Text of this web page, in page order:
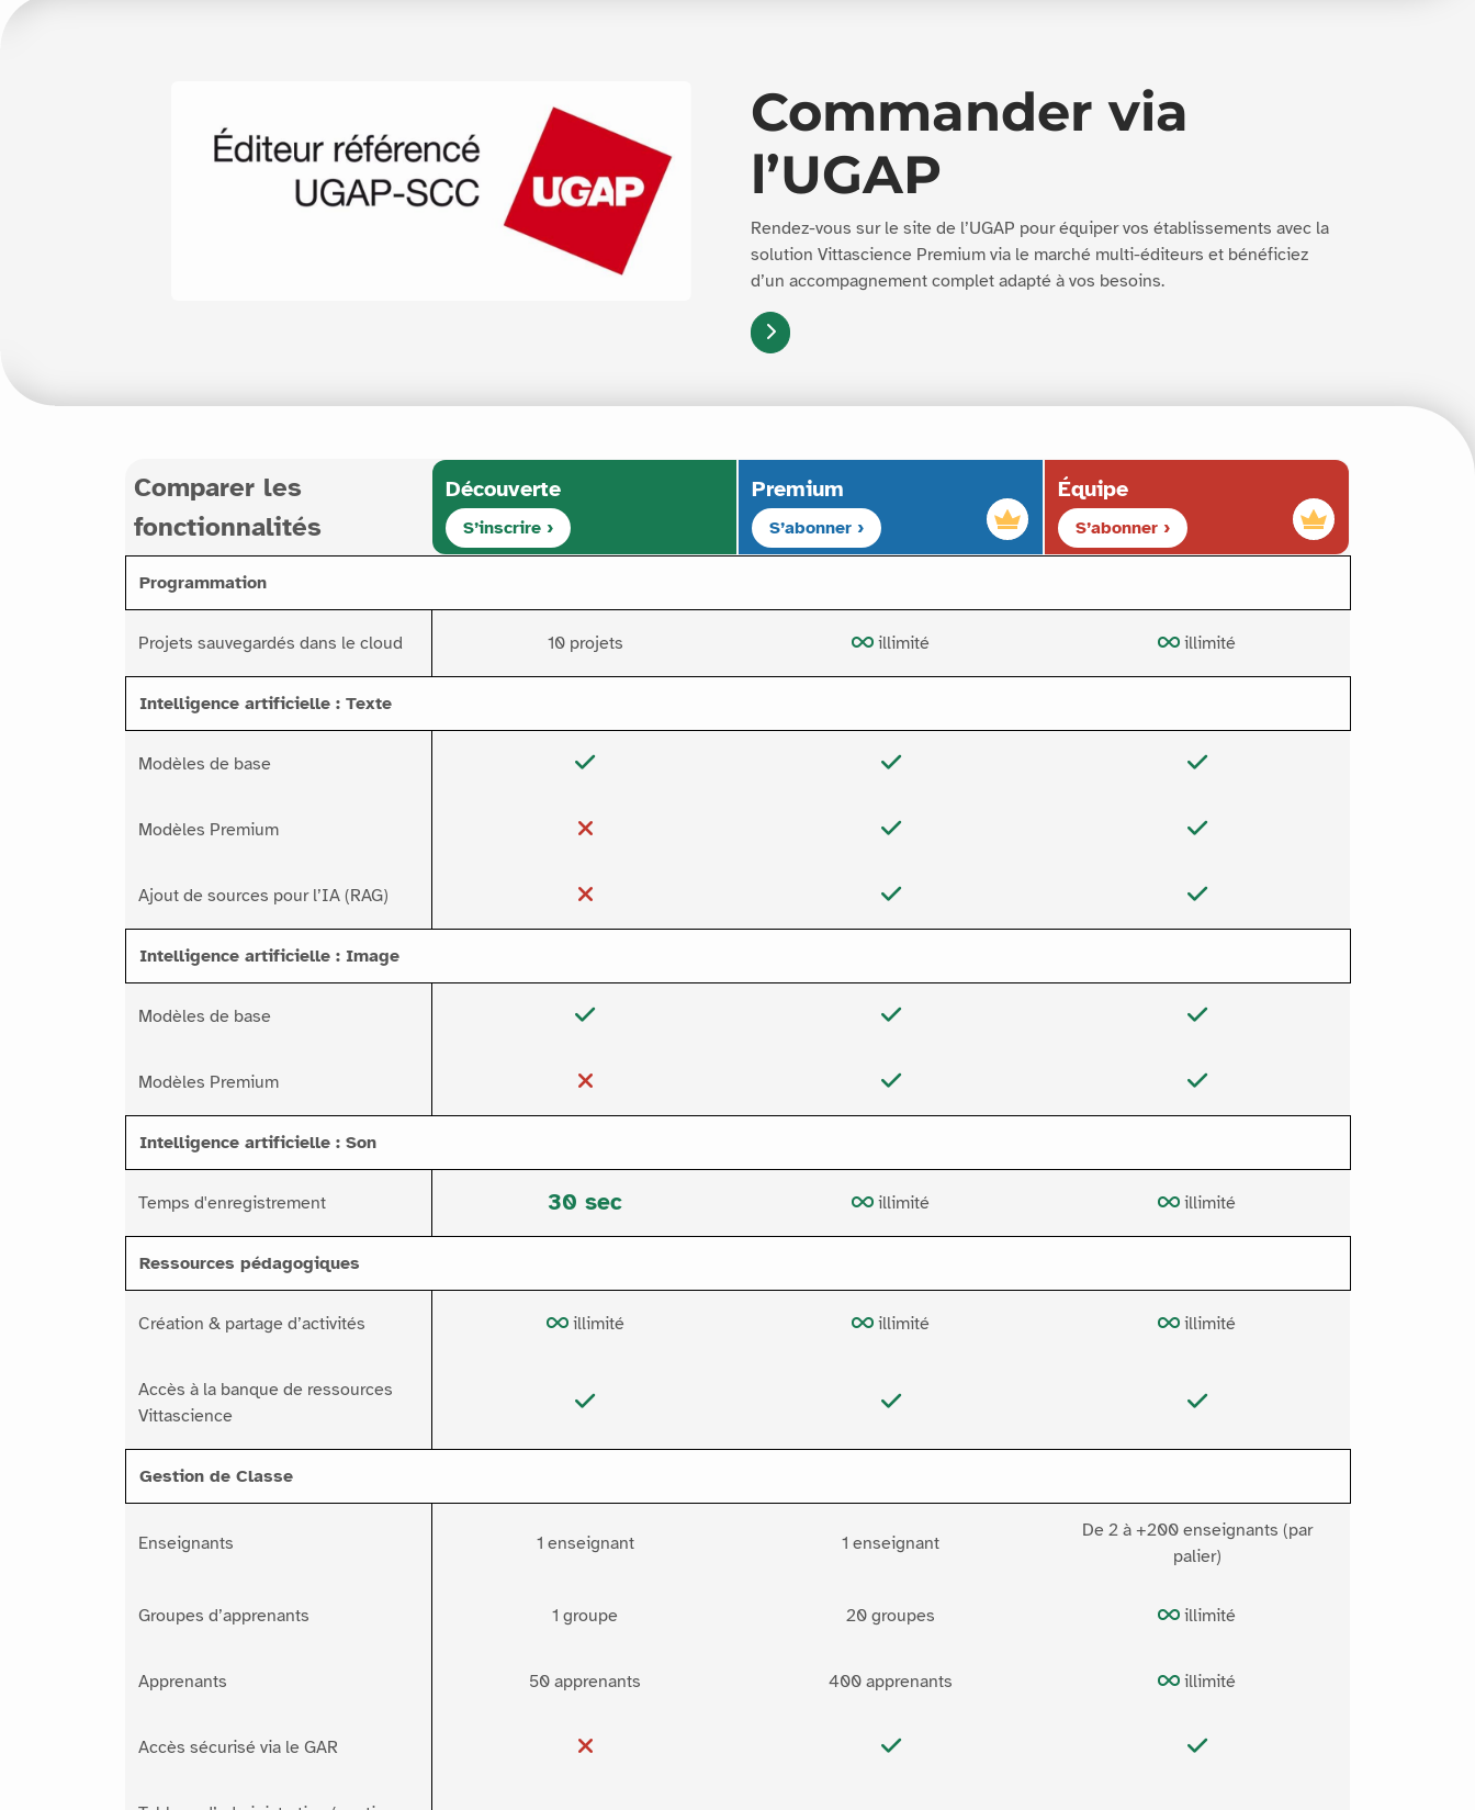
Commander via
l’UGAP
Rendez-vous sur le site de l’UGAP pour équiper vos établissements avec la
solution Vittascience Premium via le marché multi-éditeurs et bénéficiez
d’un accompagnement complet adapté à vos besoins.
Comparer les
fonctionnalités
Découverte
S’inscrire ›
Premium
S’abonner ›
Équipe
S’abonner ›
Programmation
Projets sauvegardés dans le cloud 10 projets illimité illimité
Intelligence artificielle : Texte
Modèles de base
Modèles Premium
Ajout de sources pour l’IA (RAG)
Intelligence artificielle : Image
Modèles de base
Modèles Premium
Intelligence artificielle : Son
Temps d'enregistrement 30 sec illimité illimité
Ressources pédagogiques
Création & partage d’activités illimité illimité illimité
Accès à la banque de ressources
Vittascience
Gestion de Classe
Enseignants 1 enseignant 1 enseignant
De 2 à +200 enseignants (par
palier)
Groupes d’apprenants 1 groupe 20 groupes illimité
Apprenants 50 apprenants 400 apprenants illimité
Accès sécurisé via le GAR